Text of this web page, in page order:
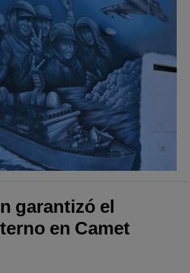
garantizó el
en Camet